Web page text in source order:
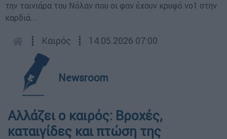
την ταινιάρα του Νόλαν που οι φαν έχουν κρυφό νο1 στην
καρδιά...
┋ Καιρός ┋ 14.05.2026 07:00
Newsroom
Αλλάζει ο καιρός: Βροχές,
καταιγίδες και πτώση της